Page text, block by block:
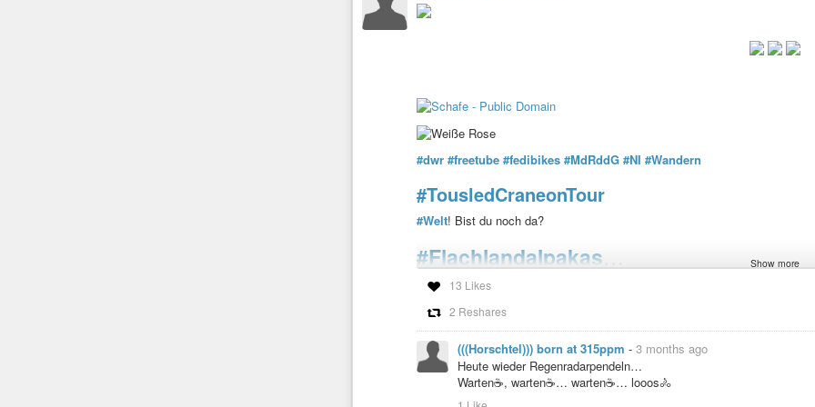
#dwr #freetube #fedibikes #MdRddG #NI #Wandern
#TousledCraneonTour
#Welt! Bist du noch da?
#Flachlandalpakas…
… scheinen sich diese Frage auch zu stellen (-: Dann okkupierten sie meine
#Wochenende. Vorher aber bei relativ adäquaten 8°C, kein
wieder wild: Regen und#Sturmböen. ggF. muss ich mich abholen lassen.
Jetzt aber ein#Kaffeeund was auf die#Ohren:
https://youtu.be/l7XZGz3F4a4
Show more
13 Likes
2 Reshares
(((Horschtel))) born at 315ppm - 3 months ago
Heute wieder Regenradarpendeln…
Warten☕, warten☕… warten☕… looos🚴